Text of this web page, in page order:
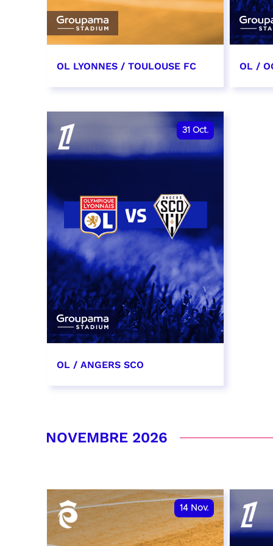
OL LYONNES / TOULOUSE FC
date et heure à confirmer
RÉSERVER
OL /
31 Oct.
OL / ANGERS SCO
RÉSERVER
NOVEMBRE 2026
14 Nov.